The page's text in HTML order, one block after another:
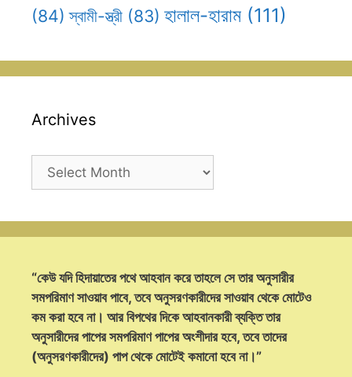
(84) স্বামী-স্ত্রী (83) হালাল-হারাম (111)
Archives
Archives
“কেউ যদি হিদায়াতের পথে আহবান করে তাহলে সে তার অনুসারীর
সমপরিমাণ সাওয়াব পাবে, তবে অনুসরণকারীদের সাওয়াব থেকে মোটেও
কম করা হবে না। আর বিপথের দিকে আহবানকারী ব্যক্তি তার
অনুসারীদের পাপের সমপরিমাণ পাপের অংশীদার হবে, তবে তাদের
(অনুসরণকারীদের) পাপ থেকে মোটেই কমানো হবে না।”